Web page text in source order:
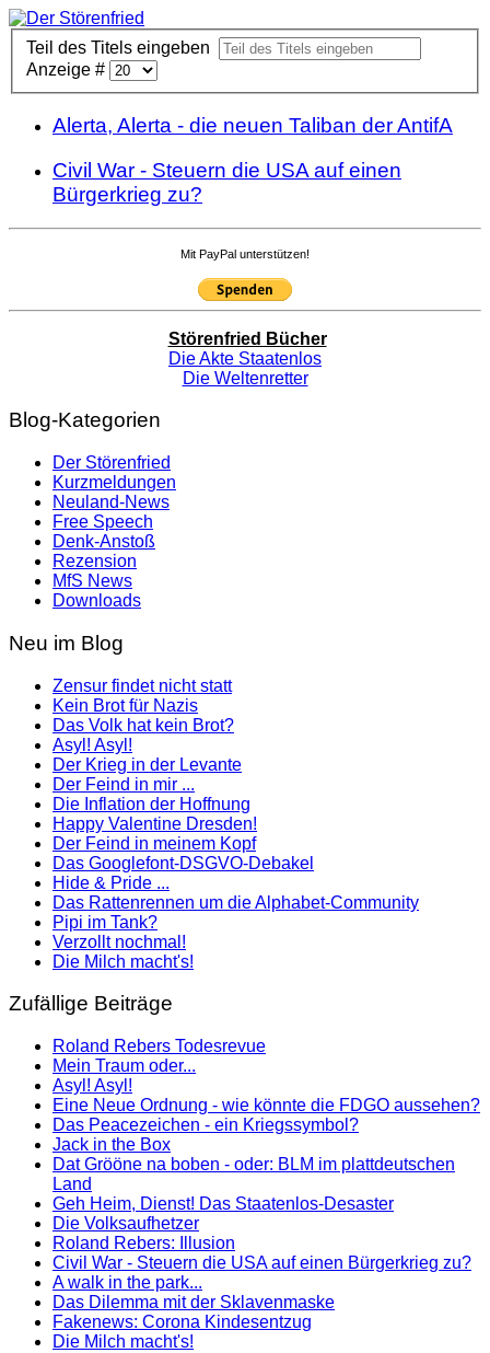
Teil des Titels eingeben
Anzeige #
Alerta, Alerta - die neuen Taliban der AntifA
Civil War - Steuern die USA auf einen
Bürgerkrieg zu?
Mit PayPal unterstützen!
Störenfried Bücher
Die Akte Staatenlos
Die Weltenretter
Blog-Kategorien
Der Störenfried
Kurzmeldungen
Neuland-News
Free Speech
Denk-Anstoß
Rezension
MfS News
Downloads
Neu im Blog
Zensur findet nicht statt
Kein Brot für Nazis
Das Volk hat kein Brot?
Asyl! Asyl!
Der Krieg in der Levante
Der Feind in mir ...
Die Inflation der Hoffnung
Happy Valentine Dresden!
Der Feind in meinem Kopf
Das Googlefont-DSGVO-Debakel
Hide & Pride ...
Das Rattenrennen um die Alphabet-Community
Pipi im Tank?
Verzollt nochmal!
Die Milch macht's!
Zufällige Beiträge
Roland Rebers Todesrevue
Mein Traum oder...
Asyl! Asyl!
Eine Neue Ordnung - wie könnte die FDGO aussehen?
Das Peacezeichen - ein Kriegssymbol?
Jack in the Box
Dat Grööne na boben - oder: BLM im plattdeutschen
Land
Geh Heim, Dienst! Das Staatenlos-Desaster
Die Volksaufhetzer
Roland Rebers: Illusion
Civil War - Steuern die USA auf einen Bürgerkrieg zu?
A walk in the park...
Das Dilemma mit der Sklavenmaske
Fakenews: Corona Kindesentzug
Die Milch macht's!